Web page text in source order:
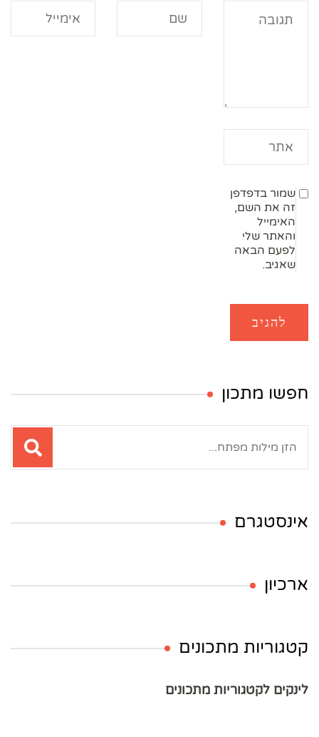
שמור בדפדפן
זה את השם,
האימייל
והאתר שלי
לפעם הבאה
שאגיב.
חפשו מתכון
אינסטגרם
ארכיון
קטגוריות מתכונים
לינקים לקטגוריות מתכונים